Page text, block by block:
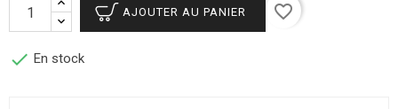
AJOUTER AU PANIER favorite_border
 En stock